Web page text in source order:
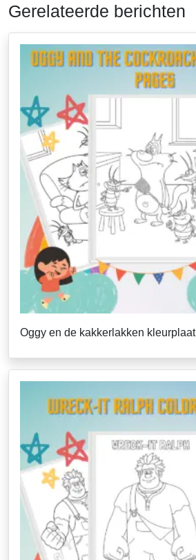
Gerelateerde berichten
Oggy en de kakkerlakken kleurplaat